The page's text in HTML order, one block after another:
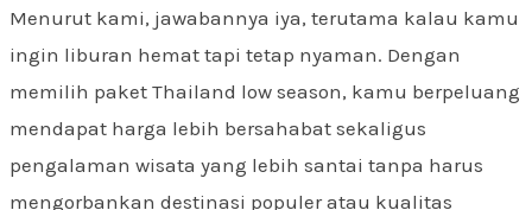
Menurut kami, jawabannya iya, terutama kalau kamu
ingin liburan hemat tapi tetap nyaman. Dengan
memilih paket Thailand low season, kamu berpeluang
mendapat harga lebih bersahabat sekaligus
pengalaman wisata yang lebih santai tanpa harus
mengorbankan destinasi populer atau kualitas